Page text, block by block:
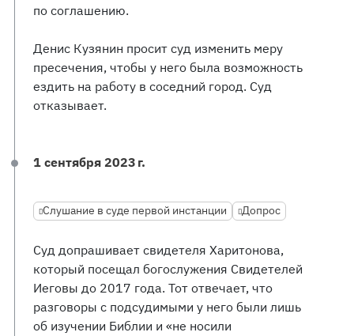
по соглашению.
Денис Кузянин просит суд изменить меру
пресечения, чтобы у него была возможность
ездить на работу в соседний город. Суд
отказывает.
1 сентября 2023 г.
Слушание в суде первой инстанции Допрос
Суд допрашивает свидетеля Харитонова,
который посещал богослужения Свидетелей
Иеговы до 2017 года. Тот отвечает, что
разговоры с подсудимыми у него были лишь
об изучении Библии и «не носили